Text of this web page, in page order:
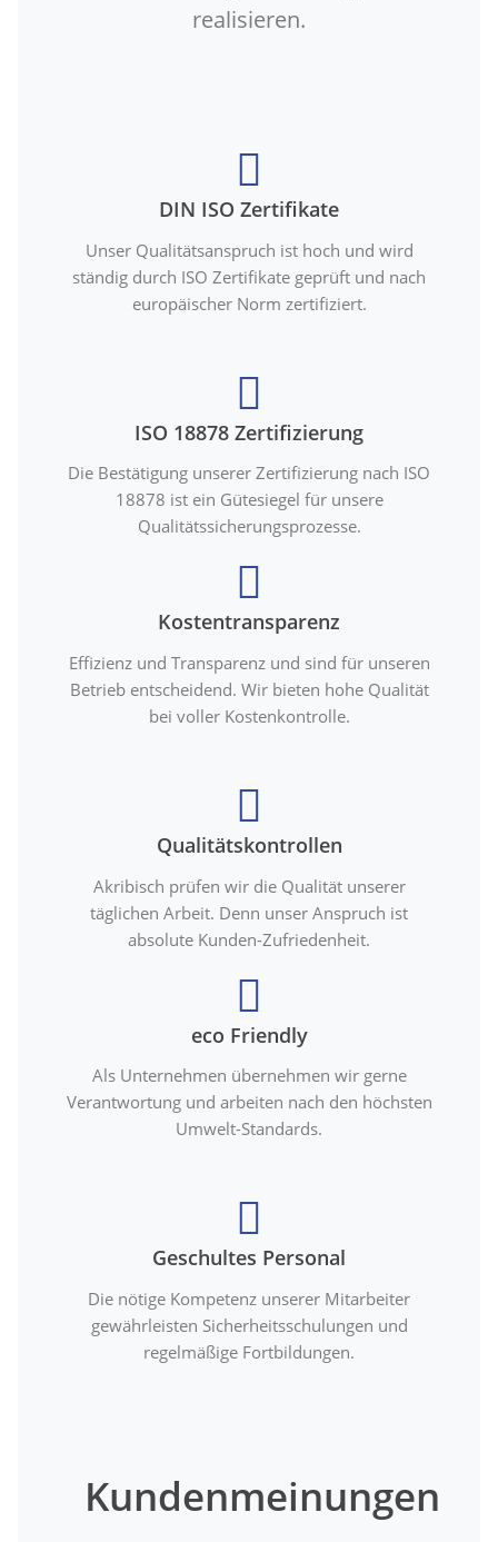
realisieren.
DIN ISO Zertifikate
Unser Qualitätsanspruch ist hoch und wird
ständig durch ISO Zertifikate geprüft und nach
europäischer Norm zertifiziert.
ISO 18878 Zertifizierung
Die Bestätigung unserer Zertifizierung nach ISO
18878 ist ein Gütesiegel für unsere
Qualitätssicherungsprozesse.
Kostentransparenz
Effizienz und Transparenz und sind für unseren
Betrieb entscheidend. Wir bieten hohe Qualität
bei voller Kostenkontrolle.
Qualitätskontrollen
Akribisch prüfen wir die Qualität unserer
täglichen Arbeit. Denn unser Anspruch ist
absolute Kunden-Zufriedenheit.
eco Friendly
Als Unternehmen übernehmen wir gerne
Verantwortung und arbeiten nach den höchsten
Umwelt-Standards.
Geschultes Personal
Die nötige Kompetenz unserer Mitarbeiter
gewährleisten Sicherheitsschulungen und
regelmäßige Fortbildungen.
Kundenmeinungen